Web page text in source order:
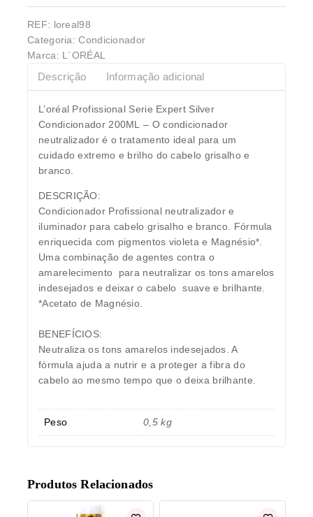
REF: loreal98
Categoria:Condicionador
Marca: L´ORÉAL
Descrição Informação adicional
L’oréal Profissional Serie Expert Silver
Condicionador 200ML
– O condicionador
neutralizador é o tratamento ideal para um
cuidado extremo e brilho do cabelo grisalho e
branco.
DESCRIÇÃO:
Condicionador Profissional neutralizador e
iluminador para cabelo grisalho e branco. Fórmula
enriquecida com pigmentos violeta e Magnésio*.
Uma combinação de agentes contra o
amarelecimento para neutralizar os tons amarelos
indesejados e deixar o cabelo suave e brilhante.
*Acetato de Magnésio.
BENEFÍCIOS:
Neutraliza os tons amarelos indesejados. A
fórmula ajuda a nutrir e a proteger a fibra do
cabelo ao mesmo tempo que o deixa brilhante.
Peso 0,5 kg
Produtos Relacionados